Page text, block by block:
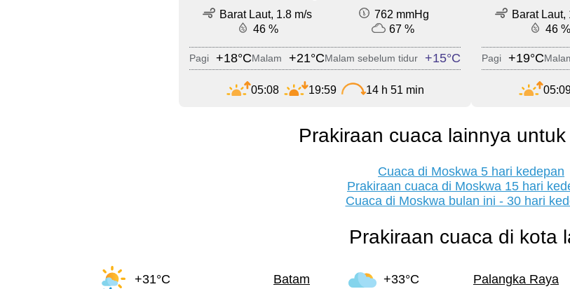
Barat Laut, 1.8 m/s
762 mmHg
46 %
67 %
Pagi +18°CMalam +21°CMalam sebelum tidur +15°C
05:08 19:59 14 h 51 min
Barat Laut,
46 %
Pagi +19°C
Prakiraan cuaca lainnya
Cuaca di Moskwa 5 hari kedepan
Prakiraan cuaca di Moskwa 15 hari
Cuaca di Moskwa bulan ini - 30 hari
Prakiraan cuaca di kota
+31°C Batam +33°C Palangka Raya